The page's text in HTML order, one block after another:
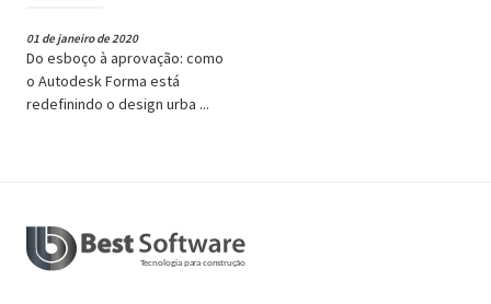
01 de janeiro de 2020
Do esboço à aprovação: como
o Autodesk Forma está
redefinindo o design urba ...